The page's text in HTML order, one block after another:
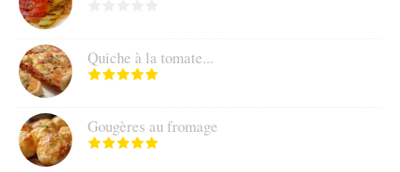
Quiche à la tomate...
Gougères au fromage